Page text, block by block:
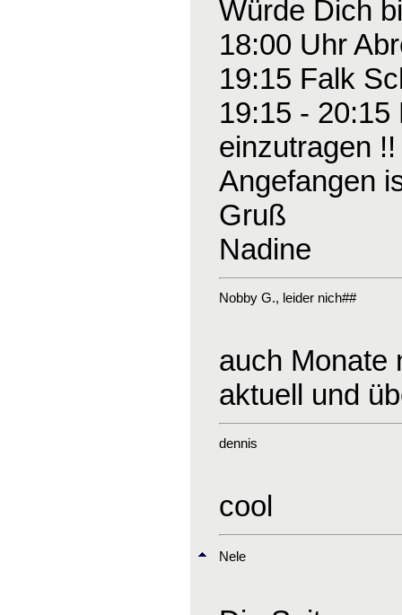
Würde Dich
18:00 Uhr
19:15 Falk
19:15 -
einzutragen !!
Angefangen
Gruß
Nadine
Nobby G., leider nich##
auch Monate
aktuell und
dennis
cool
Nele